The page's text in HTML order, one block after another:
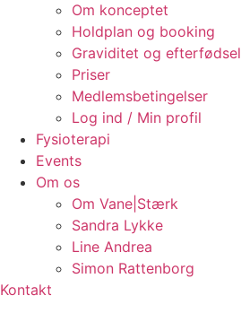
Om konceptet
Holdplan og booking
Graviditet og efterfødsel
Priser
Medlemsbetingelser
Log ind / Min profil
Fysioterapi
Events
Om os
Om Vane|Stærk
Sandra Lykke
Line Andrea
Simon Rattenborg
Kontakt